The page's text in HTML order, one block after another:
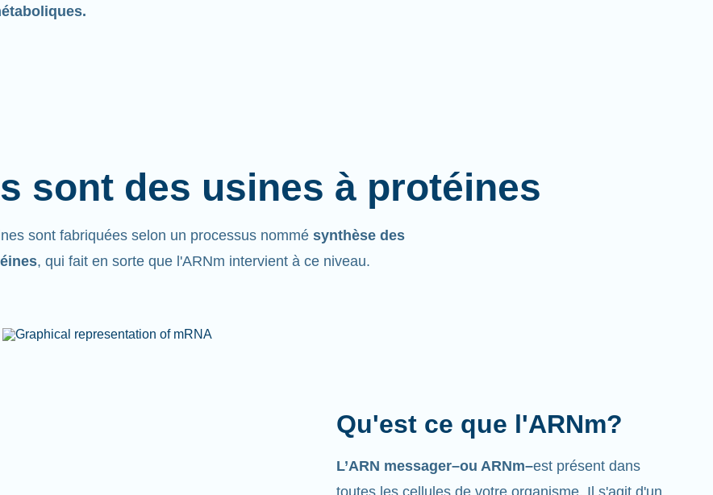
sont des usines à protéines
sont fabriquées selon un processus nommé synthèse des
, qui fait en sorte que l'ARNm intervient à ce niveau.
Qu'est ce que l'ARNm?
L’ARN messager–ou ARNm–est présent dans
toutes les cellules de votre organisme. Il s'agit d'un